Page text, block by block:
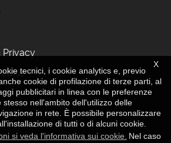
X
tecnici, i cookie analytics e, previo
cookie di profilazione di terze parti, al
pubblicitari in linea con le preferenze
stesso nell'ambito dell'utilizzo delle
in rete. È possibile personalizzare
di tutti o di alcuni cookie.
si veda l'informativa sui cookie. Nel caso
Privacy